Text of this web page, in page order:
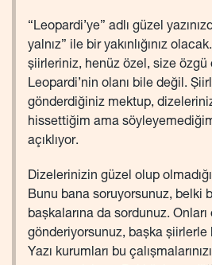
“Leopardi’ye” adlı güzel
yalnız” ile bir yakınlığınız
şiirleriniz, henüz özel, size özgü
Leopardi’nin olanı bile değil.
gönderdiğiniz mektup,
hissettiğim ama
açıklıyor.
Dizelerinizin güzel olup
Bunu bana soruyorsunuz, belki
başkalarına da sordunuz.
gönderiyorsunuz, başka şiirlerle
Yazı kurumları bu